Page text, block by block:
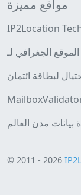
مواقع مميزة
IP2Location
© 2011 - 2026